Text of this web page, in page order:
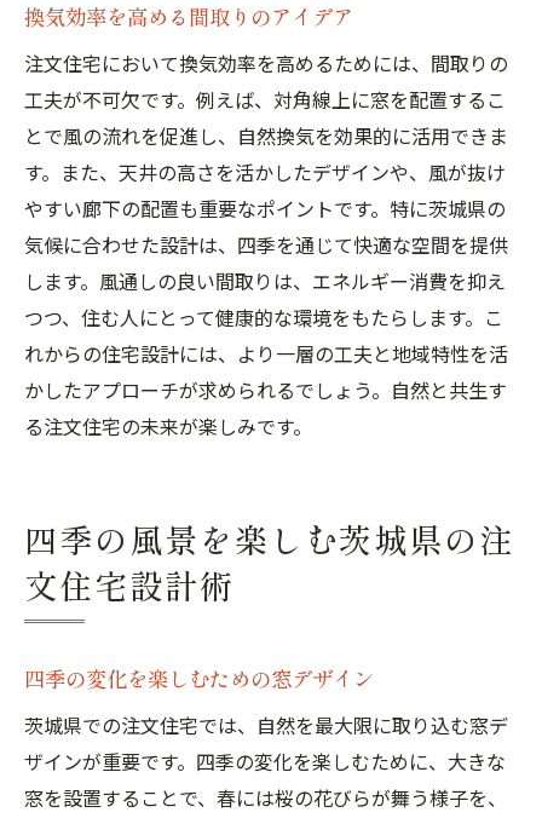
換気効率を高める間取りのアイデア
注文住宅において換気効率を高めるためには、間取りの
工夫が不可欠です。例えば、対角線上に窓を配置するこ
とで風の流れを促進し、自然換気を効果的に活用できま
す。また、天井の高さを活かしたデザインや、風が抜け
やすい廊下の配置も重要なポイントです。特に茨城県の
気候に合わせた設計は、四季を通じて快適な空間を提供
します。風通しの良い間取りは、エネルギー消費を抑え
つつ、住む人にとって健康的な環境をもたらします。こ
れからの住宅設計には、より一層の工夫と地域特性を活
かしたアプローチが求められるでしょう。自然と共生す
る注文住宅の未来が楽しみです。
四季の風景を楽しむ茨城県の注
文住宅設計術
四季の変化を楽しむための窓デザイン
茨城県での注文住宅では、自然を最大限に取り込む窓デ
ザインが重要です。四季の変化を楽しむために、大きな
窓を設置することで、春には桜の花びらが舞う様子を、